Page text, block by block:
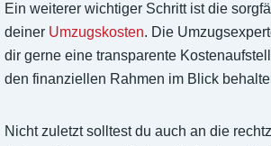
Ein weiterer wichtiger Schritt ist die
deiner Umzugskosten. Die
dir gerne eine transparente
den finanziellen Rahmen im Blick
Nicht zuletzt solltest du auch an die